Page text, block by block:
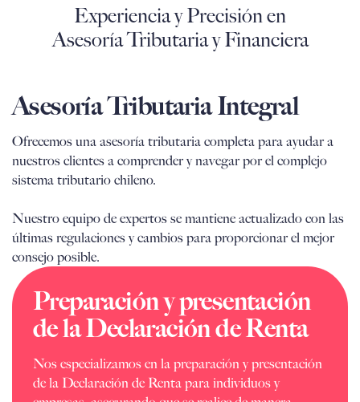
Experiencia y Precisión en
Asesoría Tributaria y Financiera
Asesoría Tributaria Integral
Ofrecemos una asesoría tributaria completa para ayudar a
nuestros clientes a comprender y navegar por el complejo
sistema tributario chileno.
Nuestro equipo de expertos se mantiene actualizado con las
últimas regulaciones y cambios para proporcionar el mejor
consejo posible.
Preparación y presentación
de la Declaración de Renta
Nos especializamos en la preparación y presentación
de la Declaración de Renta para individuos y